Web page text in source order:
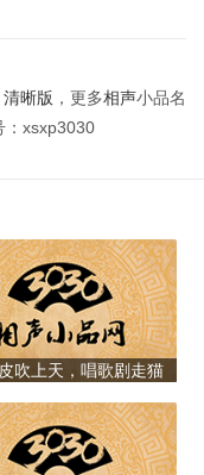
小品
》清晰
宋小宝 程野 田娃
小品《吃面》清晰
版
海燕 小
表白》
宋小宝 刘流 葛珊
珊 小品《水浒Y
转》清晰版
玲 许君
品《你是
宋小宝 成红 梁红
小品《回家》清晰
版
清晰版 ，更多相声小品名
：xsxp3030
吹上天，唱歌剧走猫